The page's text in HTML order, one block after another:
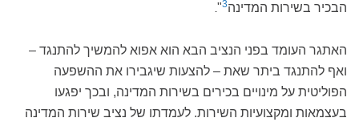
הבכיר בשירות המדינה3
"
.
האתגר העומד בפני הנציב הבא הוא אפוא להמשיך להתנגד –
ואף להתנגד ביתר שאת – להצעות שיגבירו את ההשפעה
הפוליטית על מינויים בכירים בשירות המדינה, ובכך יפגעו
בעצמאות ומקצועיות השירות. לעמדתו של נציב שירות המדינה